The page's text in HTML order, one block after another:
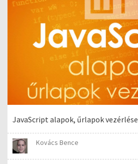
JavaScript alapok, űrlapok vezérlése
Kovács Bence